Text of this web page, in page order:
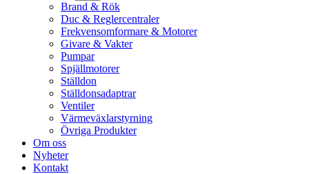
Brand & Rök
Duc & Reglercentraler
Frekvensomformare & Motorer
Givare & Vakter
Pumpar
Spjällmotorer
Ställdon
Ställdonsadaptrar
Ventiler
Värmeväxlarstyrning
Övriga Produkter
Om oss
Nyheter
Kontakt